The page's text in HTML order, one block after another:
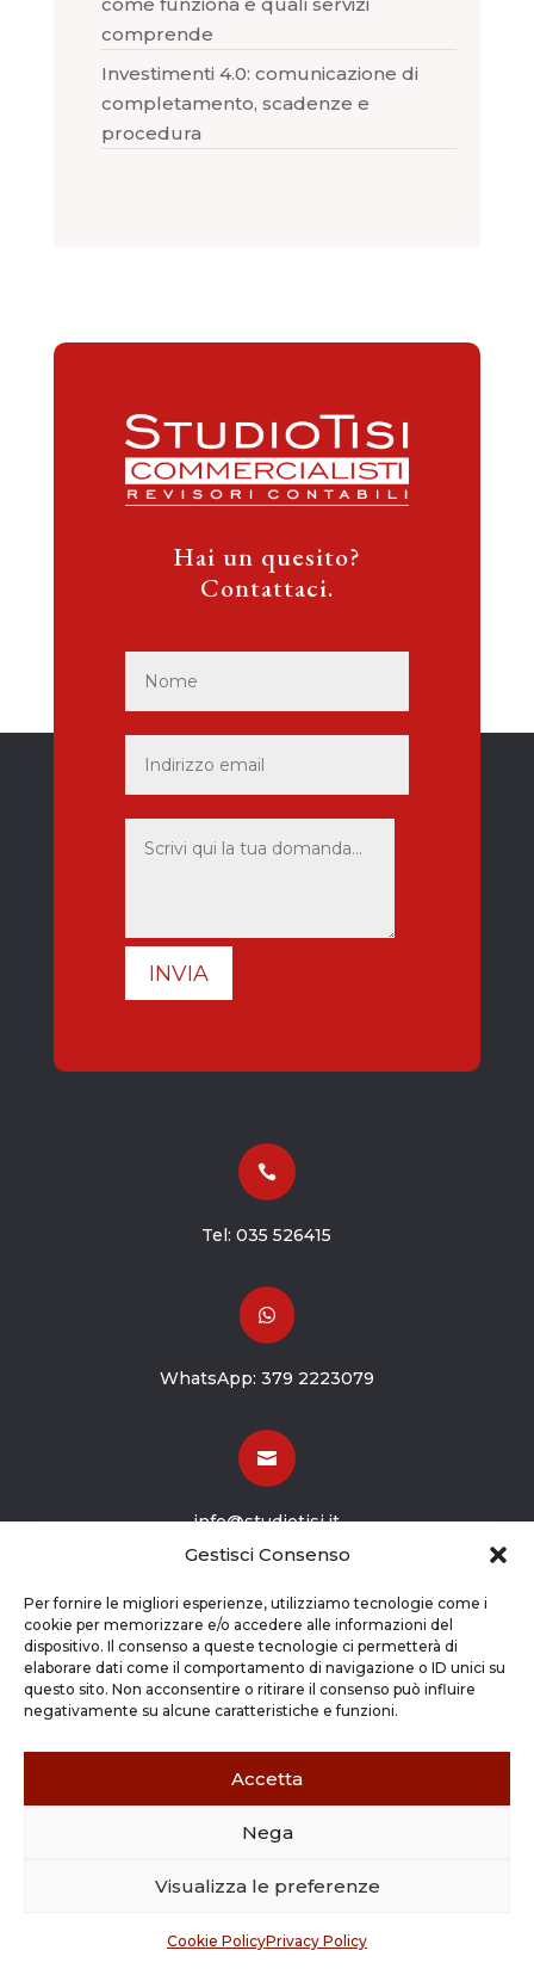
Gestisci Consenso
Per fornire le migliori esperienze, utilizziamo tecnologie come i
cookie per memorizzare e/o accedere alle informazioni del
dispositivo. Il consenso a queste tecnologie ci permetterà di
elaborare dati come il comportamento di navigazione o ID unici su
questo sito. Non acconsentire o ritirare il consenso può influire
negativamente su alcune caratteristiche e funzioni.
Accetta
Nega
Visualizza le preferenze
Cookie PolicyPrivacy Policy
comprende
Investimenti 4.0: comunicazione di
completamento, scadenze e
procedura
Hai un quesito?
Contattaci.
INVIA

Tel:035 526415

WhatsApp: 379 2223079

info@studiotisi.it

Viale Europa 8
Grassobbio BG (24050)
Copyright © 2026 STUDIO TISI SRL –
03263800165 |Credits| Cookie Policy